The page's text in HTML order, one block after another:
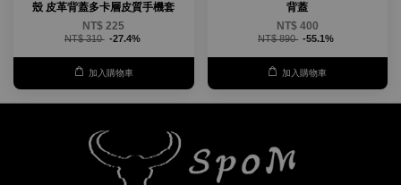
殼 皮革背蓋多卡層皮質手機套
NT$ 225
NT$ 310 -27.4%
加入購物車
背蓋
NT$ 400
NT$ 890 -55.1%
加入購物車